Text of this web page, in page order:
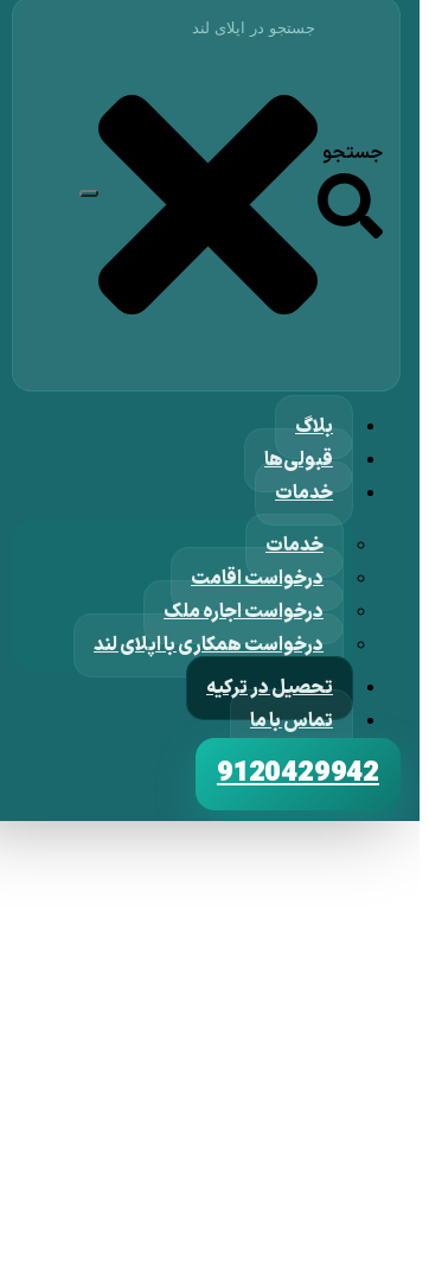
جستجو
بلاگ
قبولی‌ها
خدمات
خدمات
درخواست اقامت
درخواست اجاره ملک
درخواست همکاری با اپلای لند
تحصیل در ترکیه
تماس با ما
9120429942